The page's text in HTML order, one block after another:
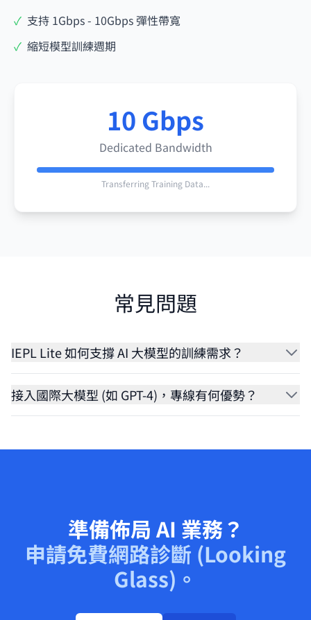
✓ 支持 1Gbps - 10Gbps 彈性帶寬
✓ 縮短模型訓練週期
10 Gbps
Dedicated Bandwidth
Transferring Training Data...
常見問題
IEPL Lite 如何支撐 AI 大模型的訓練需求？
接入國際大模型 (如 GPT-4)，專線有何優勢？
準備佈局 AI 業務？
申請免費網路診斷 (Looking
Glass)。